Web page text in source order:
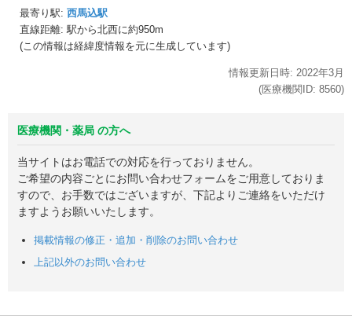
最寄り駅: 西馬込駅
直線距離: 駅から北西に約950m
(この情報は経緯度情報を元に生成しています)
情報更新日時: 2022年3月
(医療機関ID: 8560)
医療機関・薬局 の方へ
当サイトはお電話での対応を行っておりません。
ご希望の内容ごとにお問い合わせフォームをご用意しておりま
すので、お手数ではございますが、下記よりご連絡をいただけ
ますようお願いいたします。
掲載情報の修正・追加・削除のお問い合わせ
上記以外のお問い合わせ